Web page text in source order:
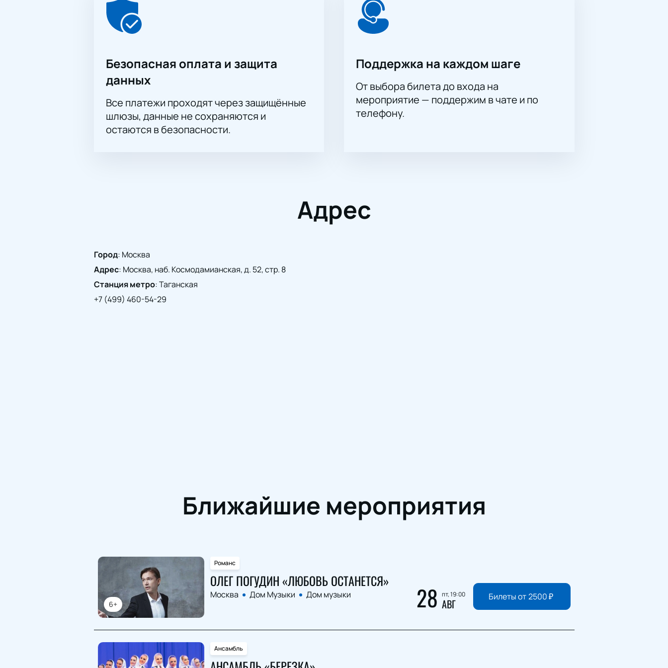
Безопасная оплата и защита
данных
Все платежи проходят через защищённые
шлюзы, данные не сохраняются и
остаются в безопасности.
Поддержка на каждом шаге
От выбора билета до входа на
мероприятие — поддержим в чате и по
телефону.
Адрес
Город: Москва
Адрес: Москва, наб. Космодамианская, д. 52, стр. 8
Станция метро:Таганская
+7 (499) 460-54-29
Ближайшие мероприятия
6+
Романс
ОЛЕГ ПОГУДИН «ЛЮБОВЬ ОСТАНЕТСЯ»
Москва Дом Музыки Дом музыки 28 пт, 19:00
АВГ Билеты от 2500₽
Ансамбль